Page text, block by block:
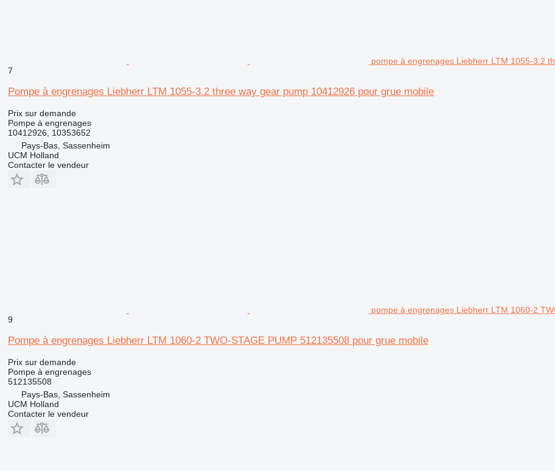
pompe à engrenages Liebherr LTM 1055-3.2
7
Pompe à engrenages Liebherr LTM 1055-3.2 three way gear pump 10412926 pour grue mobile
Prix sur demande
Pompe à engrenages
10412926, 10353652
Pays-Bas, Sassenheim
UCM Holland
Contacter le vendeur
pompe à engrenages Liebherr LTM 1060-2
9
Pompe à engrenages Liebherr LTM 1060-2 TWO-STAGE PUMP 512135508 pour grue mobile
Prix sur demande
Pompe à engrenages
512135508
Pays-Bas, Sassenheim
UCM Holland
Contacter le vendeur